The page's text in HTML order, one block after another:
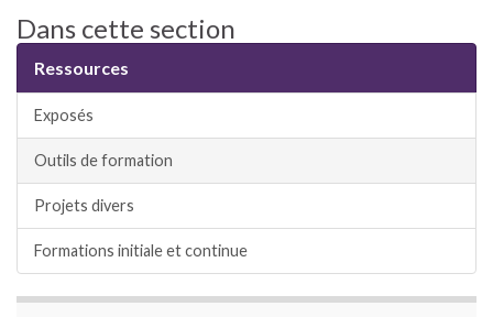
Dans cette section
Ressources
Exposés
Outils de formation
Projets divers
Formations initiale et continue